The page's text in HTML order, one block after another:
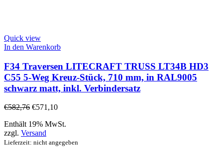
Quick view
In den Warenkorb
F34 Traversen LITECRAFT TRUSS LT34B HD3
C55 5-Weg Kreuz-Stück, 710 mm, in RAL9005
schwarz matt, inkl. Verbindersatz
€582,76 €571,10
Enthält 19% MwSt.
zzgl. Versand
Lieferzeit: nicht angegeben